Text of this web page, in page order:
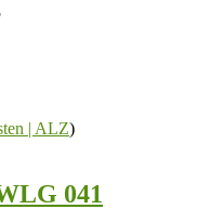
| ALZ)
041